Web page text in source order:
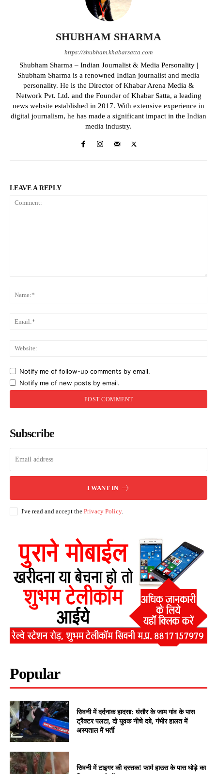
SHUBHAM SHARMA
https://shubham.khabarsatta.com
Shubham Sharma – Indian Journalist & Media Personality |
Shubham Sharma is a renowned Indian journalist and media
personality. He is the Director of Khabar Arena Media &
Network Pvt. Ltd. and the Founder of Khabar Satta, a leading
news website established in 2017. With extensive experience in
digital journalism, he has made a significant impact in the Indian
media industry.
LEAVE A REPLY
Notify me of follow-up comments by email.
Notify me of new posts by email.
Subscribe
I WANT IN
I've read and accept the Privacy Policy.
Popular
सिवनी में दर्दनाक हादसा: घंसौर के जाम गांव के पास
ट्रैक्टर पलटा, दो युवक नीचे दबे, गंभीर हालत में
अस्पताल में भर्ती
सिवनी में टाइगर की दस्तक! फार्म हाउस के पास घोड़े का